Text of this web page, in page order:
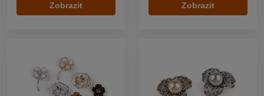
Zobrazit Zobrazit